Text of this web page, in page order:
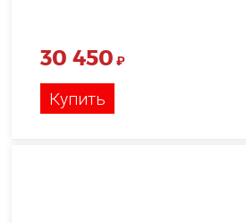
30 450 ₽
Купить